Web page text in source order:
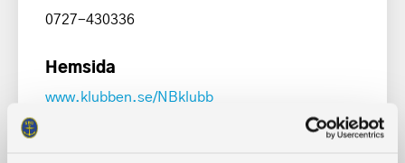
0727-430336
Hemsida
www.klubben.se/NBklubb